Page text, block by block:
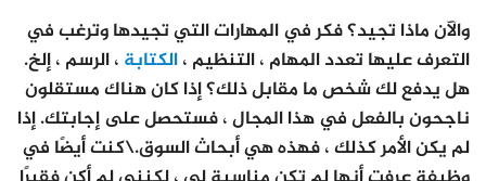
والآن ماذا تجيد؟ فكر في المهارات التي تجيدها وترغب في
التعرف عليها تعدد المهام ، التنظيم ،الكتابة ، الرسم ، إلخ.
هل يدفع لك شخص ما مقابل ذلك؟ إذا كان هناك مستقلون
ناجحون بالفعل في هذا المجال ، فستحصل على إجابتك. إذا
لم يكن الأمر كذلك ، فهذه هي أبحاث السوق.\كنت أيضًا في